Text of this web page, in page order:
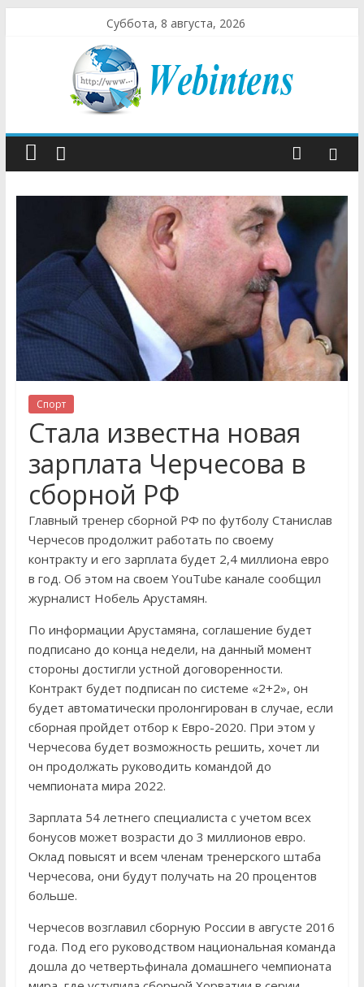
Суббота, 8 августа, 2026
Спорт
Стала известна новая
зарплата Черчесова в
сборной РФ
Главный тренер сборной РФ по футболу Станислав
Черчесов продолжит работать по своему
контракту и его зарплата будет 2,4 миллиона евро
в год. Об этом на своем YouTube канале сообщил
журналист Нобель Арустамян.
По информации Арустамяна, соглашение будет
подписано до конца недели, на данный момент
стороны достигли устной договоренности.
Контракт будет подписан по системе «2+2», он
будет автоматически пролонгирован в случае, если
сборная пройдет отбор к Евро-2020. При этом у
Черчесова будет возможность решить, хочет ли
он продолжать руководить командой до
чемпионата мира 2022.
Зарплата 54 летнего специалиста с учетом всех
бонусов может возрасти до 3 миллионов евро.
Оклад повысят и всем членам тренерского штаба
Черчесова, они будут получать на 20 процентов
больше.
Черчесов возглавил сборную России в августе 2016
года. Под его руководством национальная команда
дошла до четвертьфинала домашнего чемпионата